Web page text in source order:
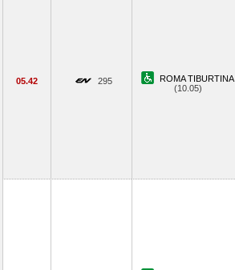
05.42 295
ROMA TIBURTINA
(10.05)